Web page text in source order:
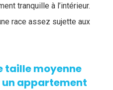
tranquille à l’intérieur.
race assez sujette aux
taille moyenne
appartement